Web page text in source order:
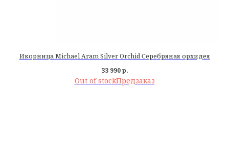
Икорница Michael Aram Silver Orchid Серебряная орхидея
33 990 р.
Out of stock